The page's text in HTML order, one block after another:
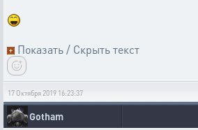
Показать / Скрыть текст
17 Октября 2019 16:23:37
Gotham